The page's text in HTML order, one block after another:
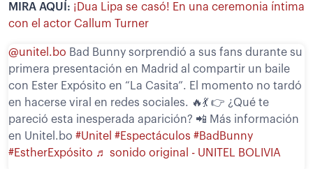
MIRA AQUÍ: ¡Dua Lipa se casó! En una ceremonia íntima
con el actor Callum Turner
@unitel.bo Bad Bunny sorprendió a sus fans durante su
primera presentación en Madrid al compartir un baile
con Ester Expósito en “La Casita”. El momento no tardó
en hacerse viral en redes sociales. 🔥💃 👉 ¿Qué te
pareció esta inesperada aparición? 📲 Más información
en Unitel.bo #Unitel #Espectáculos #BadBunny
#EstherExpósito ♬ sonido original - UNITEL BOLIVIA